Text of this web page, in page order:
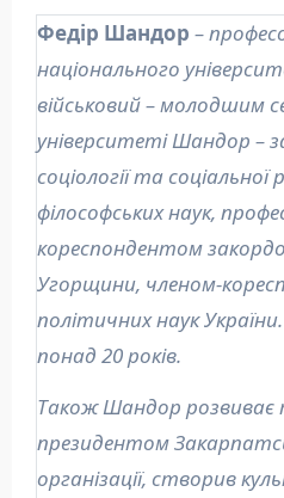
Федір Шандор –
національного
військовий – молодшим
університеті Шандор –
соціології та
філософських наук,
кореспондентом
Угорщини, членом-
політичних наук
понад 20 років.
Також Шандор розвиває
президентом
організації, створив